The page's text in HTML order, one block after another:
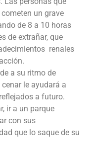
un grave
de 8 a 10 horas
de extrañar, que
renales
a su ritmo de
le ayudará a
a futuro.
ir a un parque
con sus
que lo saque de su